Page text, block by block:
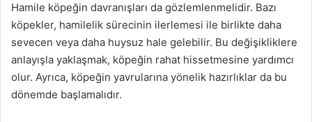
Hamile köpeğin davranışları da gözlemlenmelidir. Bazı
köpekler, hamilelik sürecinin ilerlemesi ile birlikte daha
sevecen veya daha huysuz hale gelebilir. Bu değişikliklere
anlayışla yaklaşmak, köpeğin rahat hissetmesine yardımcı
olur. Ayrıca, köpeğin yavrularına yönelik hazırlıklar da bu
dönemde başlamalıdır.